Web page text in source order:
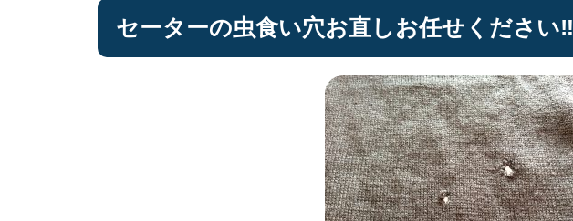
セーターの虫食い穴お直しお任せください‼︎